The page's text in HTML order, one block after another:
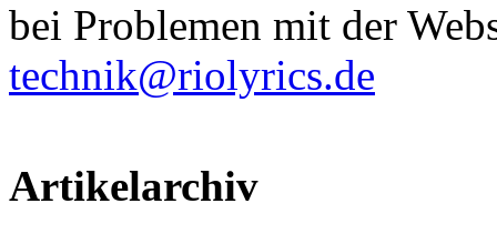
bei Problemen mit der
technik@riolyrics.de
Artikelarchiv